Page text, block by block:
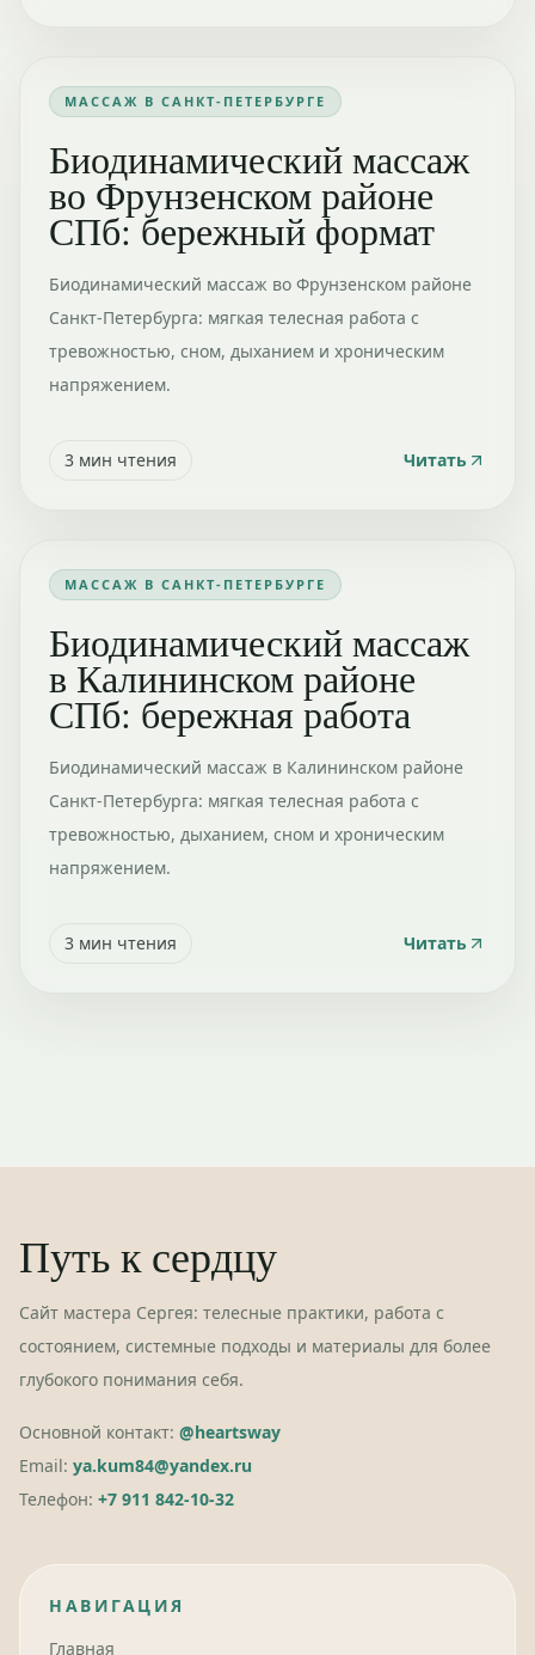
МАССАЖ В САНКТ-ПЕТЕРБУРГЕ
Биодинамический массаж
во Фрунзенском районе
СПб: бережный формат
Биодинамический массаж во Фрунзенском районе
Санкт-Петербурга: мягкая телесная работа с
тревожностью, сном, дыханием и хроническим
напряжением.
3 мин чтения Читать
МАССАЖ В САНКТ-ПЕТЕРБУРГЕ
Биодинамический массаж
в Калининском районе
СПб: бережная работа
Биодинамический массаж в Калининском районе
Санкт-Петербурга: мягкая телесная работа с
тревожностью, дыханием, сном и хроническим
напряжением.
3 мин чтения Читать
Путь к сердцу
Сайт мастера Сергея: телесные практики, работа с
состоянием, системные подходы и материалы для более
глубокого понимания себя.
Основной контакт: @heartsway
Email: ya.kum84@yandex.ru
Телефон: +7 911 842-10-32
НАВИГАЦИЯ
Главная